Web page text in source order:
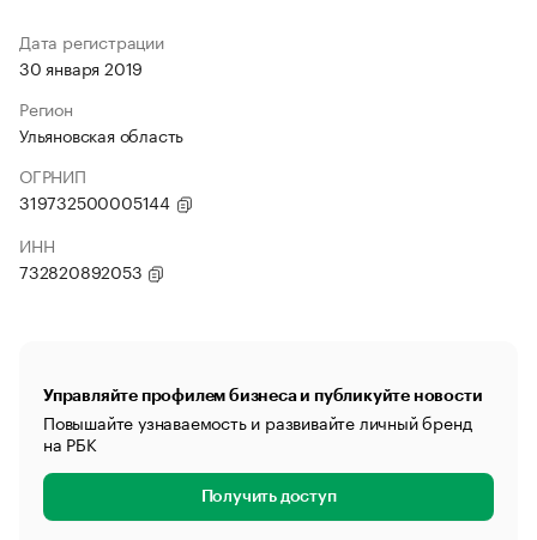
Дата регистрации
30 января 2019
Регион
Ульяновская область
ОГРНИП
319732500005144
ИНН
732820892053
Управляйте профилем бизнеса и публикуйте новости
Повышайте узнаваемость и развивайте личный бренд
на РБК
Получить доступ